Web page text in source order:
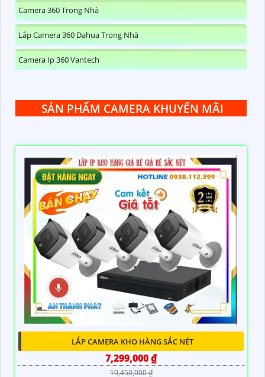
Camera 360 Trong Nhà
Lắp Camera 360 Dahua Trong Nhà
Camera Ip 360 Vantech
SẢN PHẨM CAMERA KHUYẾN MÃI
LẮP CAMERA KHO HÀNG SẮC NÉT
7,299,000 ₫
10,450,000 ₫